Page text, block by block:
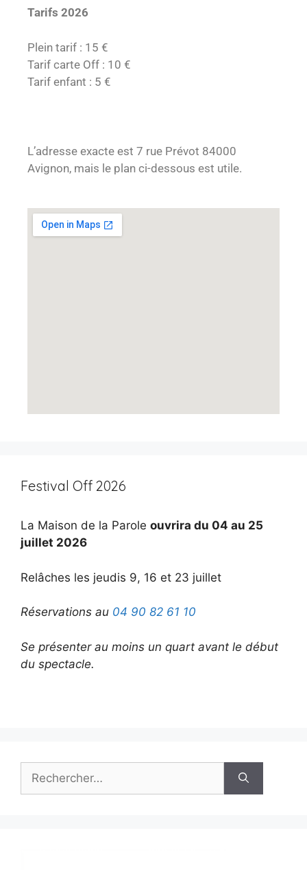
Tarifs 2026
Plein tarif : 15 €
Tarif carte Off : 10 €
Tarif enfant : 5 €
L’adresse exacte est 7 rue Prévot 84000
Avignon, mais le plan ci-dessous est utile.
Festival Off 2026
La Maison de la Parole ouvrira du 04 au 25
juillet 2026
Relâches les jeudis 9, 16 et 23 juillet
Réservations au 04 90 82 61 10
Se présenter au moins un quart avant le début
du spectacle.